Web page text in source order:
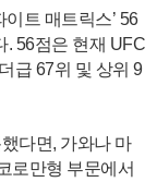
트 매트릭스’ 56
. 56점은 현재 UFC
급 67위 및 상위 9
다면, 가와나 마
로만형 부문에서